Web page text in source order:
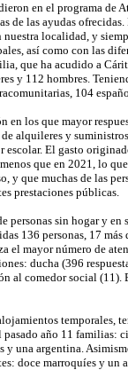
en el programa de
de las ayudas
nuestra localidad, y
así como con las
que ha acudido a
y 112 hombres.
104
en los que mayor
alquileres y
escolar. El gasto
que en 2021, lo
y que muchas de las
prestaciones públicas.
personas sin hogar y
136 personas, 17
el mayor número de
ducha (396
al comedor social (11).
temporales,
año 11 familias:
y una argentina.
doce marroquíes y un